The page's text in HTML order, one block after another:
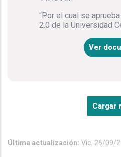
“Por el cual se
2.0 de la Universidad
Ver
Cargar
Última actualización: Vie, 26/09/